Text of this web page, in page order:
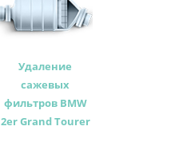
Удаление
сажевых
фильтров BMW
2er Grand Tourer